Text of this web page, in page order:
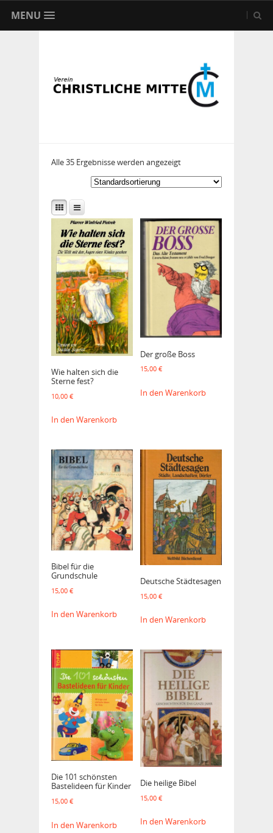
MENU
Alle 35 Ergebnisse werden angezeigt
Wie halten sich die
Sterne fest?
10,00 €
In den Warenkorb
Der große Boss
15,00 €
In den Warenkorb
Bibel für die
Grundschule
15,00 €
In den Warenkorb
Deutsche Städtesagen
15,00 €
In den Warenkorb
Die 101 schönsten
Bastelideen für Kinder
15,00 €
In den Warenkorb
Die heilige Bibel
15,00 €
In den Warenkorb